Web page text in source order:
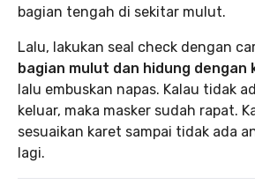
bagian tengah di sekitar mulut.
Lalu, lakukan seal check dengan
bagian mulut dan hidung dengan
lalu embuskan napas. Kalau tidak
keluar, maka masker sudah rapat.
sesuaikan karet sampai tidak ada
lagi.